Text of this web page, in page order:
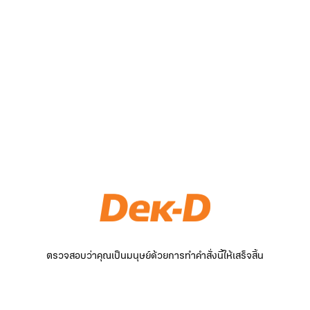
ตรวจสอบว่าคุณเป็นมนุษย์ด้วยการทำคำสั่งนี้ให้เสร็จสิ้น